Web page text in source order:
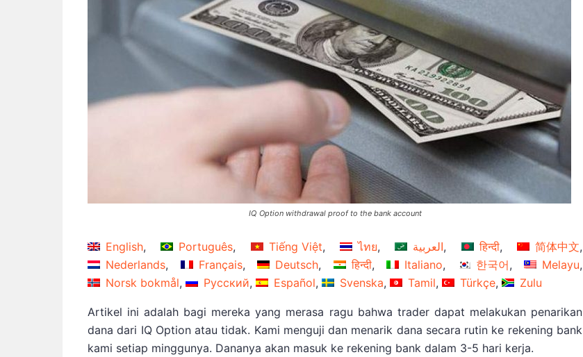
IQ Option withdrawal proof to the bank account
English Português Tiếng Việt ไทย العربية हिन्दी
简体中文
Nederlands
Français Deutsch हिन्दी Italiano 한국어
Melayu
Norsk bokmål
Русский Español Svenska Tamil Türkçe Zulu
Artikel ini adalah bagi mereka yang merasa ragu bahwa trader dapat melakukan penarikan
dana dari IQ Option atau tidak. Kami menguji dan menarik dana secara rutin ke rekening bank
kami setiap minggunya. Dananya akan masuk ke rekening bank dalam 3-5 hari kerja.